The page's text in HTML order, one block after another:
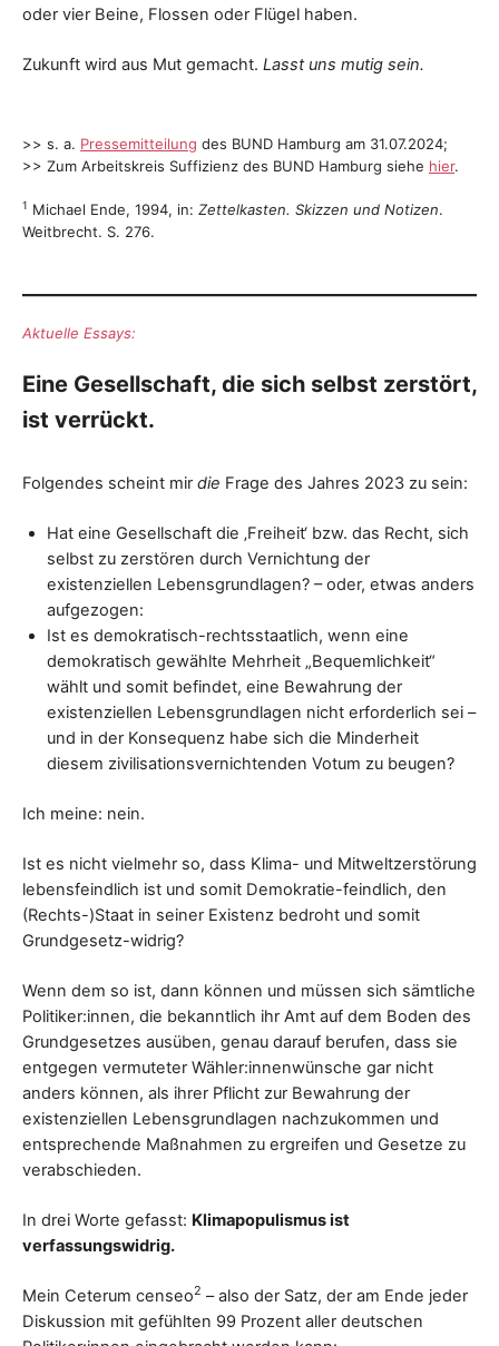
oder vier Beine, Flossen oder Flügel haben.
Zukunft wird aus Mut gemacht. Lasst uns mutig sein.
>> s. a. Pressemitteilung des BUND Hamburg am 31.07.2024;
>> Zum Arbeitskreis Suffizienz des BUND Hamburg siehe hier.
1 Michael Ende, 1994, in: Zettelkasten. Skizzen und Notizen.
Weitbrecht. S. 276.
Aktuelle Essays:
Eine Gesellschaft, die sich selbst zerstört,
ist verrückt.
Folgendes scheint mir die Frage des Jahres 2023 zu sein:
Hat eine Gesellschaft die ‚Freiheit‘ bzw. das Recht, sich
selbst zu zerstören durch Vernichtung der
existenziellen Lebensgrundlagen? – oder, etwas anders
aufgezogen:
Ist es demokratisch-rechtsstaatlich, wenn eine
demokratisch gewählte Mehrheit „Bequemlichkeit“
wählt und somit befindet, eine Bewahrung der
existenziellen Lebensgrundlagen nicht erforderlich sei –
und in der Konsequenz habe sich die Minderheit
diesem zivilisationsvernichtenden Votum zu beugen?
Ich meine: nein.
Ist es nicht vielmehr so, dass Klima- und Mitweltzerstörung
lebensfeindlich ist und somit Demokratie-feindlich, den
(Rechts-)Staat in seiner Existenz bedroht und somit
Grundgesetz-widrig?
Wenn dem so ist, dann können und müssen sich sämtliche
Politiker:innen, die bekanntlich ihr Amt auf dem Boden des
Grundgesetzes ausüben, genau darauf berufen, dass sie
entgegen vermuteter Wähler:innenwünsche gar nicht
anders können, als ihrer Pflicht zur Bewahrung der
existenziellen Lebensgrundlagen nachzukommen und
entsprechende Maßnahmen zu ergreifen und Gesetze zu
verabschieden.
In drei Worte gefasst: Klimapopulismus ist
verfassungswidrig.
Mein Ceterum censeo2 – also der Satz, der am Ende jeder
Diskussion mit gefühlten 99 Prozent aller deutschen